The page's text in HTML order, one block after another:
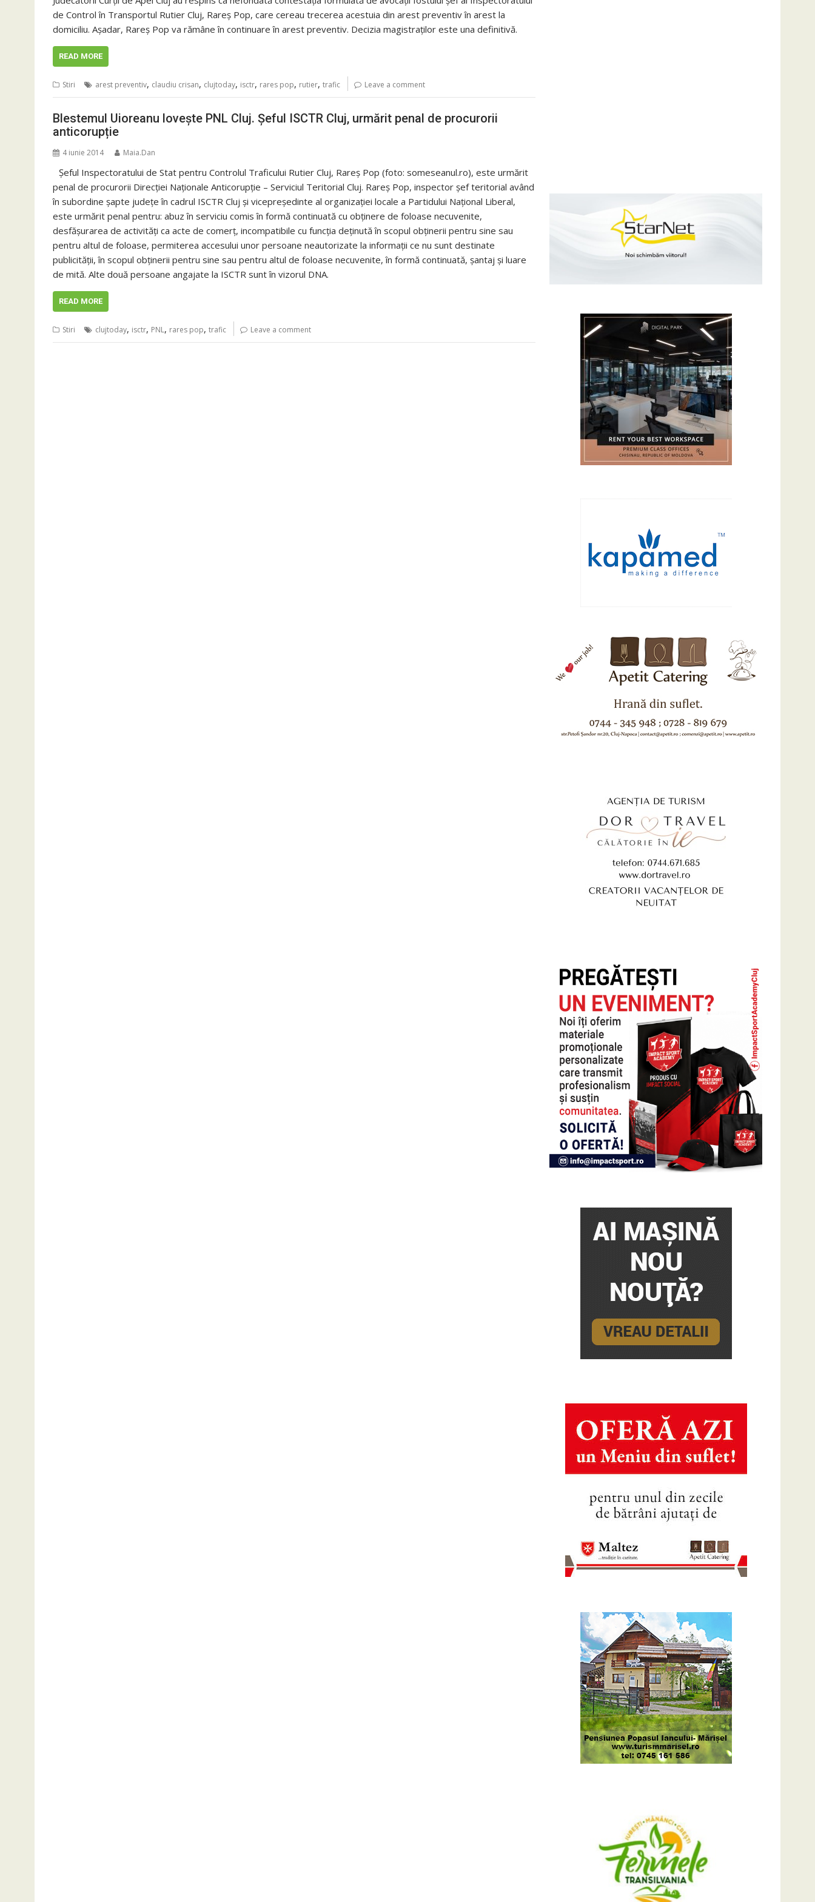
de Control în Transportul Rutier Cluj, Rareş Pop, care cereau trecerea acestuia din arest preventiv în arest la
domiciliu. Aşadar, Rareş Pop va rămâne în continuare în arest preventiv. Decizia magistraţilor este una definitivă.
READ MORE
Stiri arest preventiv, claudiu crisan, clujtoday, isctr, rares pop, rutier, trafic Leave a comment
Blestemul Uioreanu lovește PNL Cluj. Șeful ISCTR Cluj, urmărit penal de procurorii
anticorupție
4 iunie 2014 Maia.Dan
Şeful Inspectoratului de Stat pentru Controlul Traficului Rutier Cluj, Rareş Pop (foto: someseanul.ro), este urmărit
penal de procurorii Direcției Naționale Anticorupție – Serviciul Teritorial Cluj. Rareş Pop, inspector șef teritorial având
în subordine şapte județe în cadrul ISCTR Cluj și vicepreședinte al organizației locale a Partidului Naţional Liberal,
este urmărit penal pentru: abuz în serviciu comis în formă continuată cu obținere de foloase necuvenite,
desfăşurarea de activităţi ca acte de comerț, incompatibile cu funcţia deţinută în scopul obținerii pentru sine sau
pentru altul de foloase, permiterea accesului unor persoane neautorizate la informații ce nu sunt destinate
publicității, în scopul obținerii pentru sine sau pentru altul de foloase necuvenite, în formă continuată, șantaj şi luare
de mită. Alte două persoane angajate la ISCTR sunt în vizorul DNA.
READ MORE
Stiri clujtoday, isctr, PNL, rares pop, trafic Leave a comment